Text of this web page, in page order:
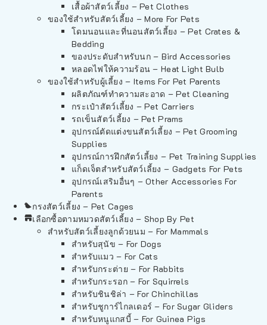
เสื้อผ้าสัตว์เลี้ยง – Pet Clothes
ของใช้สำหรับสัตว์เลี้ยง – More For Pets
โดมนอนและที่นอนสัตว์เลี้ยง – Pet Crates &
Bedding
ของประดับสำหรับนก – Bird Accessories
หลอดไฟให้ความร้อน – Heat Light Bulb
ของใช้สำหรับผู้เลี้ยง – Items For Pet Parents
ผลิตภัณฑ์ทำความสะอาด – Pet Cleaning
กระเป๋าสัตว์เลี้ยง – Pet Carriers
รถเข็นสัตว์เลี้ยง – Pet Prams
อุปกรณ์ตัดแต่งขนสัตว์เลี้ยง – Pet Grooming
Supplies
อุปกรณ์การฝึกสัตว์เลี้ยง – Pet Training Supplies
แก็ดเจ็ตสำหรับสัตว์เลี้ยง – Gadgets For Pets
อุปกรณ์เสริมอื่นๆ – Other Accessories For
Parents
กรงสัตว์เลี้ยง – Pet Cages
เลือกซื้อตามหมวดสัตว์เลี้ยง – Shop By Pet
สำหรับสัตว์เลี้ยงลูกด้วยนม – For Mammals
สำหรับสุนัข – For Dogs
สำหรับแมว – For Cats
สำหรับกระต่าย – For Rabbits
สำหรับกระรอก – For Squirrels
สำหรับชินชิล่า – For Chinchillas
สำหรับชูการ์ไกลเดอร์ – For Sugar Gliders
สำหรับหนูแกสบี้ – For Guinea Pigs